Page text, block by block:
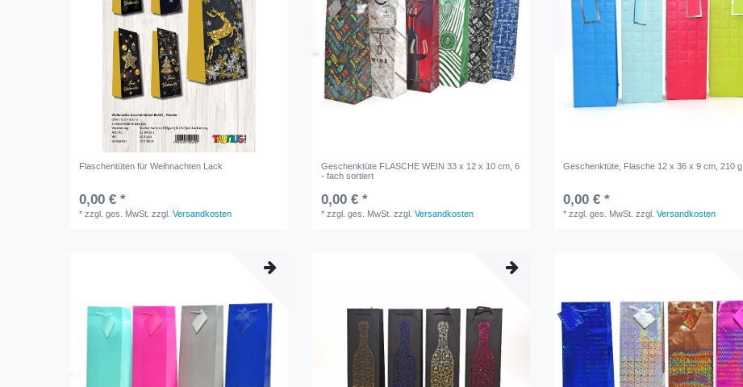
Flaschentüten für Weihnachten Lack
0,00 € *
*zzgl. ges. MwSt. zzgl.Versandkosten
Geschenktüte FLASCHE WEIN 33 x 12 x 10 cm, 6
- fach sortiert
0,00 € *
*zzgl. ges. MwSt. zzgl.Versandkosten
Geschenktüte, Flasche 12 x 36 x 9 cm, 210 g
0,00 € *
*zzgl. ges. MwSt. zzgl.Versandkosten